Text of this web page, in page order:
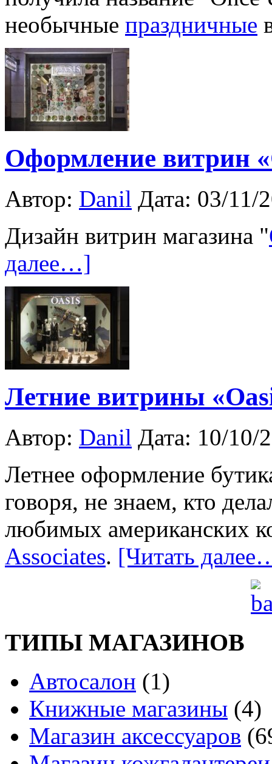
необычные праздничные
Оформление витрин
Автор: Danil Дата: 03/11/
Дизайн витрин магазина "
далее…]
Летние витрины
Автор: Danil Дата: 10/10/
Летнее оформление
говоря, не знаем, кто
любимых американских
Associates. [Читать
ТИПЫ МАГАЗИНОВ
Автосалон (1)
Книжные магазины (4)
Магазин аксессуаров